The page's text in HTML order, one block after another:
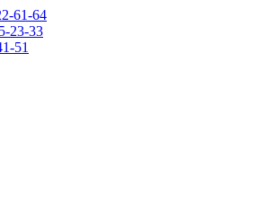
61-64
23-33
51